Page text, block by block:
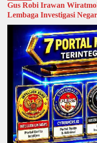
Gus Robi Irawan
Lembaga Investigasi
Video
Player